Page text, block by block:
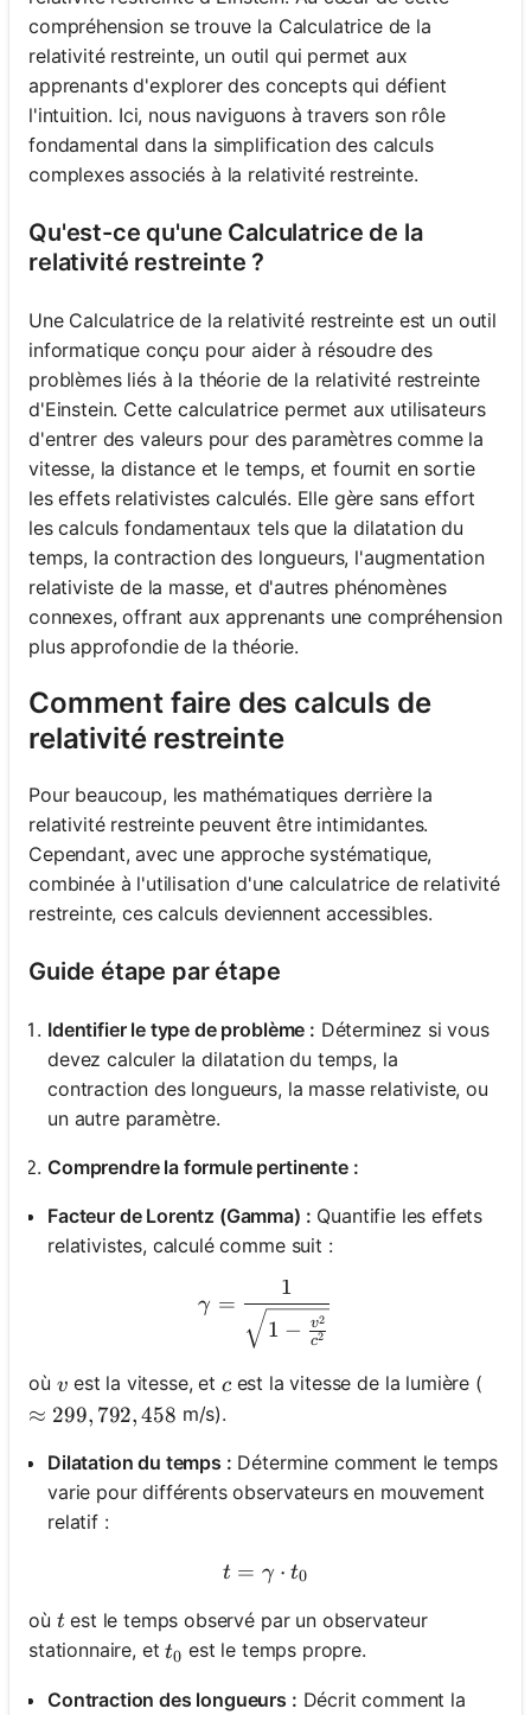
compréhension se trouve la Calculatrice de la
relativité restreinte, un outil qui permet aux
apprenants d'explorer des concepts qui défient
l'intuition. Ici, nous naviguons à travers son rôle
fondamental dans la simplification des calculs
complexes associés à la relativité restreinte.
Qu'est-ce qu'une Calculatrice de la
relativité restreinte ?
Une Calculatrice de la relativité restreinte est un outil
informatique conçu pour aider à résoudre des
problèmes liés à la théorie de la relativité restreinte
d'Einstein. Cette calculatrice permet aux utilisateurs
d'entrer des valeurs pour des paramètres comme la
vitesse, la distance et le temps, et fournit en sortie
les effets relativistes calculés. Elle gère sans effort
les calculs fondamentaux tels que la dilatation du
temps, la contraction des longueurs, l'augmentation
relativiste de la masse, et d'autres phénomènes
connexes, offrant aux apprenants une compréhension
plus approfondie de la théorie.
Comment faire des calculs de
relativité restreinte
Pour beaucoup, les mathématiques derrière la
relativité restreinte peuvent être intimidantes.
Cependant, avec une approche systématique,
combinée à l'utilisation d'une calculatrice de relativité
restreinte, ces calculs deviennent accessibles.
Guide étape par étape
Identifier le type de problème : Déterminez si vous
devez calculer la dilatation du temps, la
contraction des longueurs, la masse relativiste, ou
un autre paramètre.
Comprendre la formule pertinente :
Facteur de Lorentz (Gamma) : Quantifie les effets
relativistes, calculé comme suit :
\gamma =
γ =
1 − c2
v2
1
où v
v est la vitesse, et c
cest la vitesse de la lumière (
\approx 299,792,458
≈ 299, 792, 458 m/s).
Dilatation du temps : Détermine comment le temps
varie pour différents observateurs en mouvement
relatif :
t = \gamma \cdot t_0
t = γ ⋅ t0
où t
test le temps observé par un observateur
stationnaire, ett_0
t0 est le temps propre.
Contraction des longueurs : Décrit comment la